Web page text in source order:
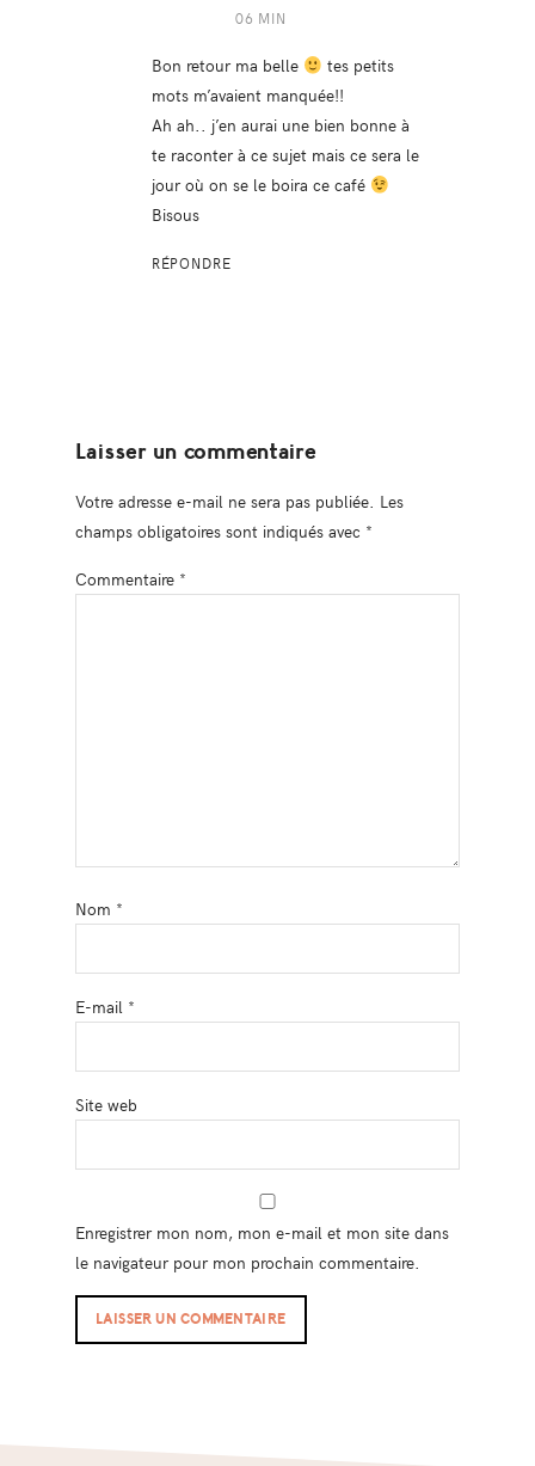
06 MIN
Bon retour ma belle
tes petits
mots m’avaient manquée!!
Ah ah.. j’en aurai une bien bonne à
te raconter à ce sujet mais ce sera le
jour où on se le boira ce café
Bisous
RÉPONDRE
Laisser un commentaire
Votre adresse e-mail ne sera pas publiée. Les
champs obligatoires sont indiqués avec *
Commentaire *
Nom *
E-mail *
Site web
Enregistrer mon nom, mon e-mail et mon site dans
le navigateur pour mon prochain commentaire.